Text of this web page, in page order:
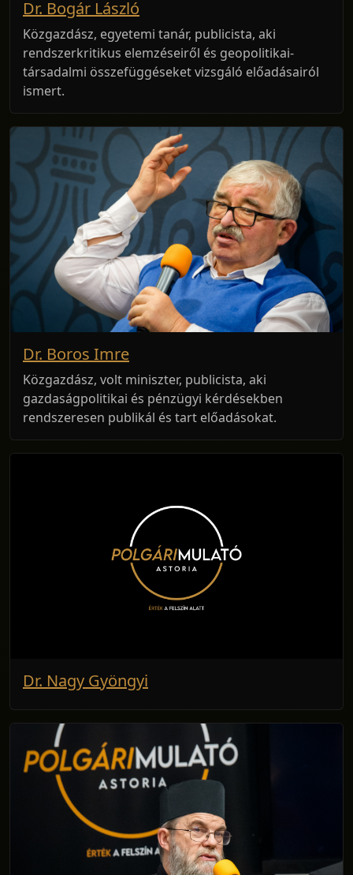
Dr. Bogár László
Közgazdász, egyetemi tanár, publicista, aki
rendszerkritikus elemzéseiről és geopolitikai-
társadalmi összefüggéseket vizsgáló előadásairól
ismert.
Dr. Boros Imre
Közgazdász, volt miniszter, publicista, aki
gazdaságpolitikai és pénzügyi kérdésekben
rendszeresen publikál és tart előadásokat.
Dr. Nagy Gyöngyi